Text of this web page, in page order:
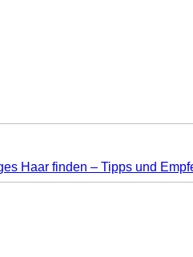
Haar finden – Tipps und